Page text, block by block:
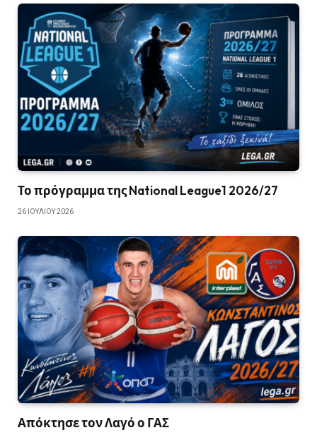
Το πρόγραμμα της National League1 2026/27
26 ΙΟΥΛΊΟΥ 2026
Απόκτησε τον Λαγό ο ΓΑΣ